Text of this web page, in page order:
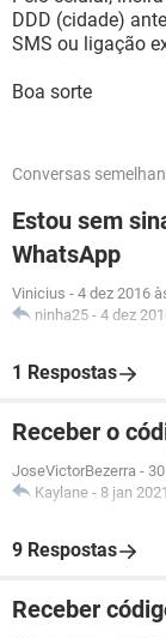
DDD (cidade)
SMS ou ligação
Boa sorte
Conversas
Estou sem
WhatsApp
Vinicius - 4 dez 2016
ninha25 - 4 dez
1 Respostas
Receber o
JoseVictorBezerra -
Kaylane - 8 jan
9 Respostas
Receber